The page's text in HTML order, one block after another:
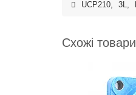
UCP210, 3L,
Схожі товари